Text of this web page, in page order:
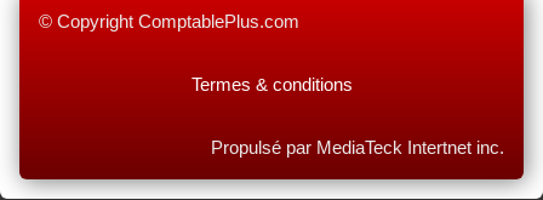
© Copyright ComptablePlus.com
Termes & conditions
Propulsé par MediaTeck Intertnet inc.